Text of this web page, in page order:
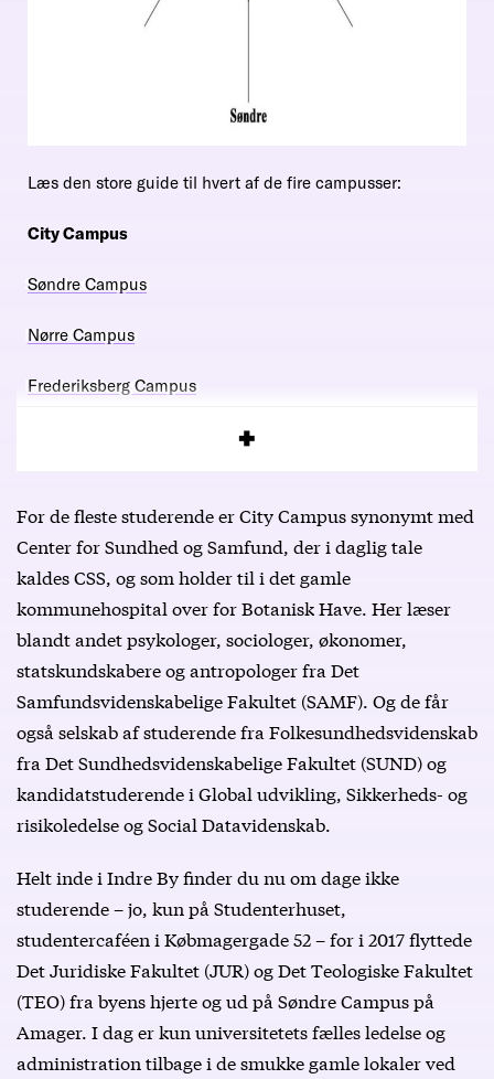
Læs den store guide til hvert af de fire campusser:
City Campus
Søndre Campus
Nørre Campus
Frederiksberg Campus
For de fleste studerende er City Campus synonymt med
Center for Sundhed og Samfund, der i daglig tale
kaldes CSS, og som holder til i det gamle
kommunehospital over for Botanisk Have. Her læser
blandt andet psykologer, sociologer, økonomer,
statskundskabere og antropologer fra Det
Samfundsvidenskabelige Fakultet (SAMF). Og de får
også selskab af studerende fra Folkesundhedsvidenskab
fra Det Sundhedsvidenskabelige Fakultet (SUND) og
kandidatstuderende i Global udvikling, Sikkerheds- og
risikoledelse og Social Datavidenskab.
Helt inde i Indre By finder du nu om dage ikke
studerende – jo, kun på Studenterhuset,
studentercaféen i Købmagergade 52 – for i 2017 flyttede
Det Juridiske Fakultet (JUR) og Det Teologiske Fakultet
(TEO) fra byens hjerte og ud på Søndre Campus på
Amager. I dag er kun universitetets fælles ledelse og
administration tilbage i de smukke gamle lokaler ved